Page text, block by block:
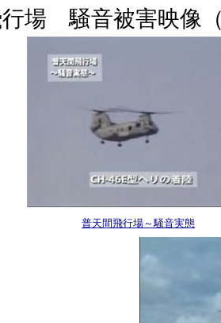
場 騒音被害映像
普天間飛行場～騒音実態